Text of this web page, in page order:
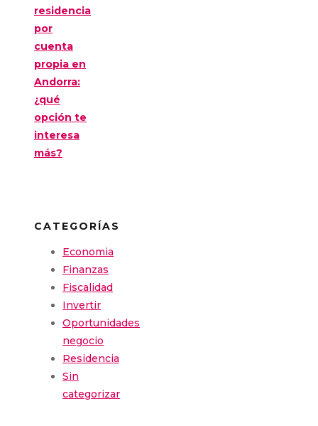
residencia
por
cuenta
propia en
Andorra:
¿qué
opción te
interesa
más?
CATEGORÍAS
Economia
Finanzas
Fiscalidad
Invertir
Oportunidades
negocio
Residencia
Sin
categorizar